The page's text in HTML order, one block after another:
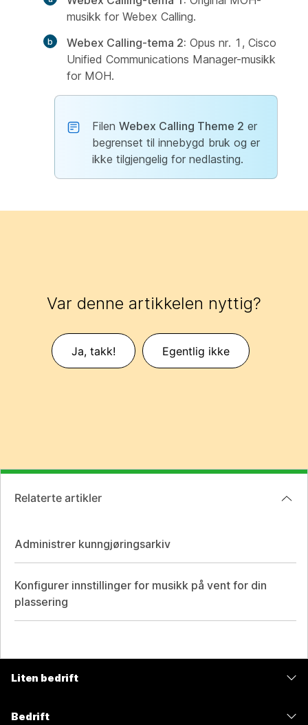
musikk for Webex Calling.
Webex Calling-tema 2: Opus nr. 1, Cisco
Unified Communications Manager-musikk
for MOH.
Filen Webex Calling Theme 2 er
begrenset til innebygd bruk og er
ikke tilgjengelig for nedlasting.
Var denne artikkelen nyttig?
Ja, takk! Egentlig ikke
Relaterte artikler
Administrer kunngjøringsarkiv
Konfigurer innstillinger for musikk på vent for din
plassering
Liten bedrift
Bedrift